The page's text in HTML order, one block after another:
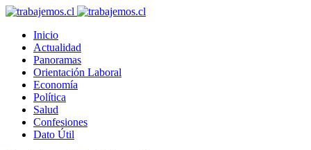
Inicio
Actualidad
Panoramas
Orientación Laboral
Economía
Política
Salud
Confesiones
Dato Útil